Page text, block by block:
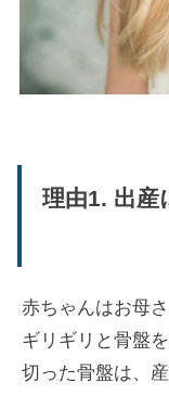
理由1. 出産
赤ちゃんはお母
ギリギリと骨盤
切った骨盤は、